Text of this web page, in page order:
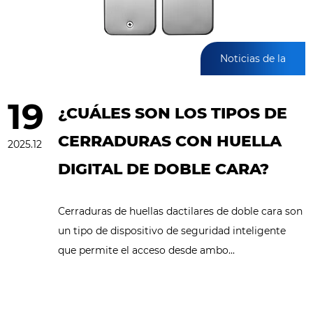
Noticias de la
19
2025.12
¿CUÁLES SON LOS TIPOS DE
CERRADURAS CON HUELLA
DIGITAL DE DOBLE CARA?
Cerraduras de huellas dactilares de doble cara son
un tipo de dispositivo de seguridad inteligente
que permite el acceso desde ambo...